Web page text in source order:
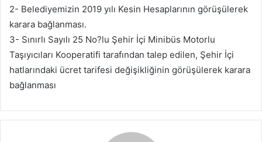
2- Belediyemizin 2019 yılı Kesin Hesaplarının görüşülerek
karara bağlanması.
3- Sınırlı Sayılı 25 No?lu Şehir İçi Minibüs Motorlu
Taşıyıcıları Kooperatifi tarafından talep edilen, Şehir İçi
hatlarındaki ücret tarifesi değişikliğinin görüşülerek karara
bağlanması